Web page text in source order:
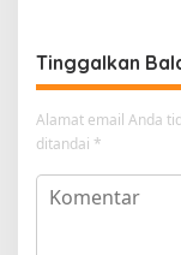
Tinggalkan
Alamat email Anda
ditandai *